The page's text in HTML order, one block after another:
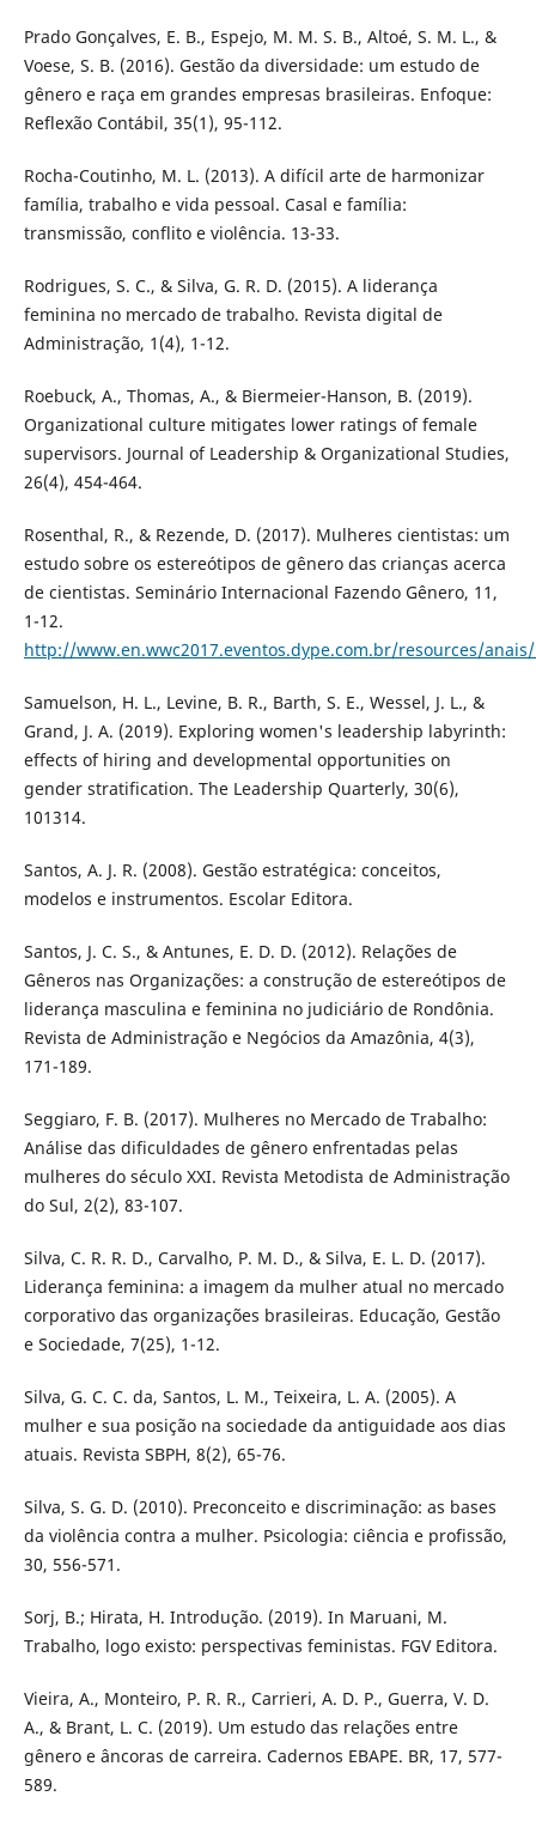
Prado Gonçalves, E. B., Espejo, M. M. S. B., Altoé, S. M. L., &
Voese, S. B. (2016). Gestão da diversidade: um estudo de
gênero e raça em grandes empresas brasileiras. Enfoque:
Reflexão Contábil, 35(1), 95-112.
Rocha-Coutinho, M. L. (2013). A difícil arte de harmonizar
família, trabalho e vida pessoal. Casal e família:
transmissão, conflito e violência. 13-33.
Rodrigues, S. C., & Silva, G. R. D. (2015). A liderança
feminina no mercado de trabalho. Revista digital de
Administração, 1(4), 1-12.
Roebuck, A., Thomas, A., & Biermeier-Hanson, B. (2019).
Organizational culture mitigates lower ratings of female
supervisors. Journal of Leadership & Organizational Studies,
26(4), 454-464.
Rosenthal, R., & Rezende, D. (2017). Mulheres cientistas: um
estudo sobre os estereótipos de gênero das crianças acerca
de cientistas. Seminário Internacional Fazendo Gênero, 11,
1-12.
http://www.en.wwc2017.eventos.dype.com.br/resources/
Samuelson, H. L., Levine, B. R., Barth, S. E., Wessel, J. L., &
Grand, J. A. (2019). Exploring women's leadership labyrinth:
effects of hiring and developmental opportunities on
gender stratification. The Leadership Quarterly, 30(6),
101314.
Santos, A. J. R. (2008). Gestão estratégica: conceitos,
modelos e instrumentos. Escolar Editora.
Santos, J. C. S., & Antunes, E. D. D. (2012). Relações de
Gêneros nas Organizações: a construção de estereótipos de
liderança masculina e feminina no judiciário de Rondônia.
Revista de Administração e Negócios da Amazônia, 4(3),
171-189.
Seggiaro, F. B. (2017). Mulheres no Mercado de Trabalho:
Análise das dificuldades de gênero enfrentadas pelas
mulheres do século XXI. Revista Metodista de Administração
do Sul, 2(2), 83-107.
Silva, C. R. R. D., Carvalho, P. M. D., & Silva, E. L. D. (2017).
Liderança feminina: a imagem da mulher atual no mercado
corporativo das organizações brasileiras. Educação, Gestão
e Sociedade, 7(25), 1-12.
Silva, G. C. C. da, Santos, L. M., Teixeira, L. A. (2005). A
mulher e sua posição na sociedade da antiguidade aos dias
atuais. Revista SBPH, 8(2), 65-76.
Silva, S. G. D. (2010). Preconceito e discriminação: as bases
da violência contra a mulher. Psicologia: ciência e profissão,
30, 556-571.
Sorj, B.; Hirata, H. Introdução. (2019). In Maruani, M.
Trabalho, logo existo: perspectivas feministas. FGV Editora.
Vieira, A., Monteiro, P. R. R., Carrieri, A. D. P., Guerra, V. D.
A., & Brant, L. C. (2019). Um estudo das relações entre
gênero e âncoras de carreira. Cadernos EBAPE. BR, 17, 577-
589.